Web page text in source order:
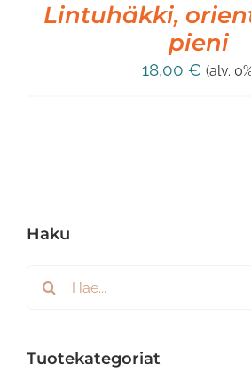
LISÄTIEDOT
Lintuhäkki,
pieni
18,00 € (alv.
Haku
Etsi
Tuotekategoriat